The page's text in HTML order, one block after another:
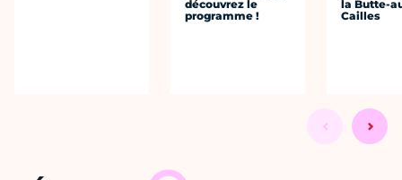
découvrez le
programme !
la Butte-
Cailles